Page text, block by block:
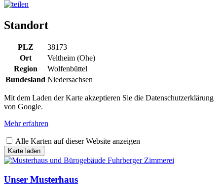
Standort
PLZ
38173
Ort
Veltheim (Ohe)
Region
Wolfenbüttel
Bundesland Niedersachsen
Mit dem Laden der Karte akzeptieren Sie die Datenschutzerklärung
von Google.
Mehr erfahren
Alle Karten auf dieser Website anzeigen
Karte laden
Unser Musterhaus